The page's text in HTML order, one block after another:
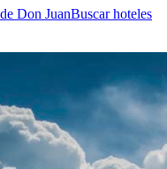
Don JuanBuscar hoteles